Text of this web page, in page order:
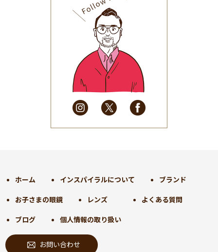
2025年9月(30)
2025年8月(31)
2025年7月(37)
2025年6月(48)
2025年5月
(41)
2025年4月
(32)
2025年3月(31)
2025年2月
(28)
2025年1月
(34)
2024年9月(30)
2024年7月(31)
2024年6月(30)
2024年5月
2024年4月 (32)
ホーム インスパイラルについて ブランド
お子さまの眼鏡 レンズ よくある質問
ブログ 個人情報の取り扱い
お問い合わせ